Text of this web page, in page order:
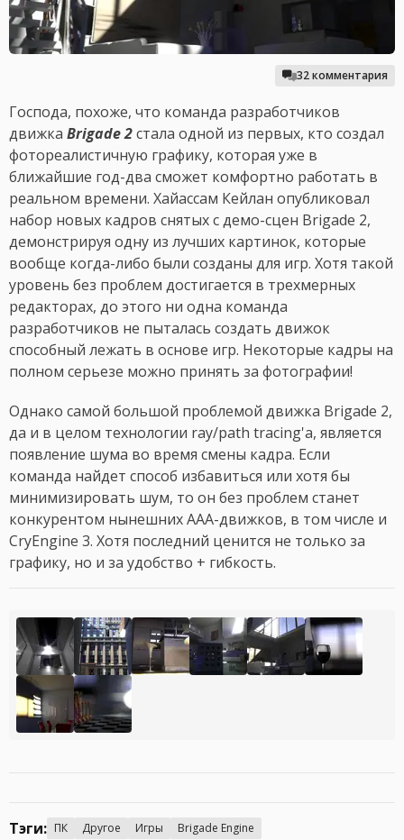
32 комментария
Господа, похоже, что команда разработчиков
движка Brigade 2стала одной из первых, кто создал
фотореалистичную графику, которая уже в
ближайшие год-два сможет комфортно работать в
реальном времени. Хайассам Кейлан опубликовал
набор новых кадров снятых с демо-сцен Brigade 2,
демонстрируя одну из лучших картинок, которые
вообще когда-либо были созданы для игр. Хотя такой
уровень без проблем достигается в трехмерных
редакторах, до этого ни одна команда
разработчиков не пыталась создать движок
способный лежать в основе игр. Некоторые кадры на
полном серьезе можно принять за фотографии!
Однако самой большой проблемой движка Brigade 2,
да и в целом технологии ray/path tracing'а, является
появление шума во время смены кадра. Если
команда найдет способ избавиться или хотя бы
минимизировать шум, то он без проблем станет
конкурентом нынешних AAA-движков, в том числе и
CryEngine 3. Хотя последний ценится не только за
графику, но и за удобство + гибкость.
Тэги: ПК Другое Игры Brigade Engine